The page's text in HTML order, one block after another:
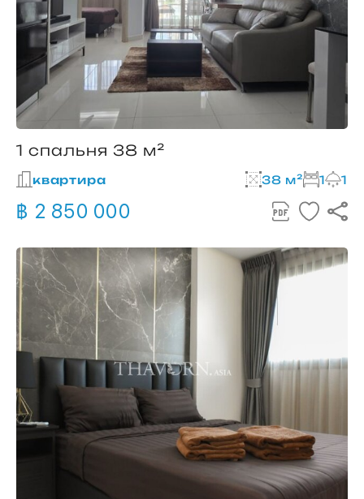
1 спальня 38 м²
квартира 38 м² 1 1
฿ 2 850 000